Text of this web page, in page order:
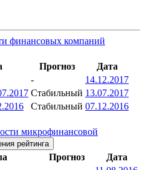
финансовых компаний
Прогноз
Дата
-
14.12.2017
Стабильный 13.07.2017
Стабильный 07.12.2016
микрофинансовой
рейтинга
Прогноз
Дата